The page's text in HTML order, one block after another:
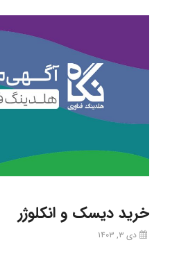
خرید دیسک و انکلوژر
دی ۳, ۱۴۰۳